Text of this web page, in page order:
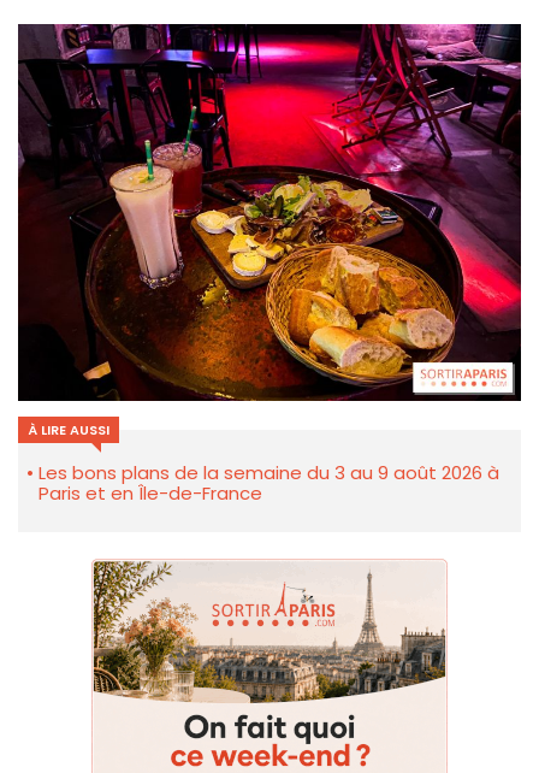
À LIRE AUSSI
Les bons plans de la semaine du 3 au 9 août 2026 à
Paris et en Île-de-France